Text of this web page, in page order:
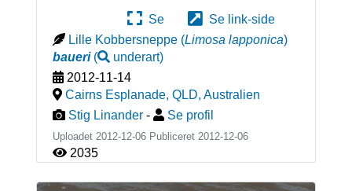
Se
Se link-side
Lille Kobbersneppe (Limosa lapponica)
baueri( underart)
2012-11-14
Cairns Esplanade, QLD, Australien
Stig Linander - Se profil
Uploadet 2012-12-06 Publiceret 2012-12-06
2035